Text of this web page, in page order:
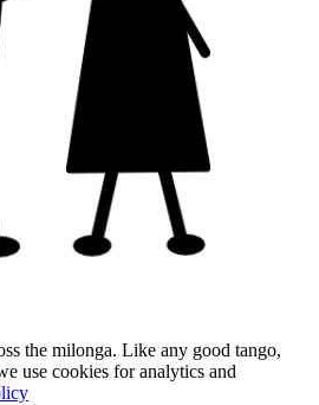
the milonga. Like any good tango,
use cookies for analytics and